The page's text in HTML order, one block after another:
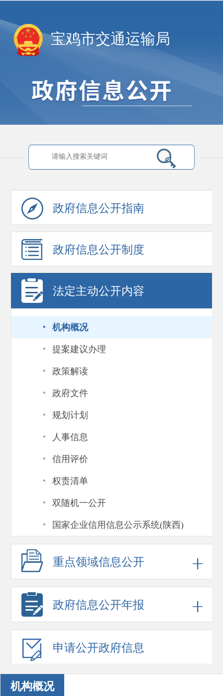
宝鸡市交通运输局
政府信息公开指南
政府信息公开制度
法定主动公开内容
· 机构概况
· 提案建议办理
· 政策解读
· 政府文件
· 规划计划
· 人事信息
· 信用评价
· 权责清单
· 双随机一公开
· 国家企业信用信息公示系统(陕西)
重点领域信息公开
政府信息公开年报
申请公开政府信息
机构概况